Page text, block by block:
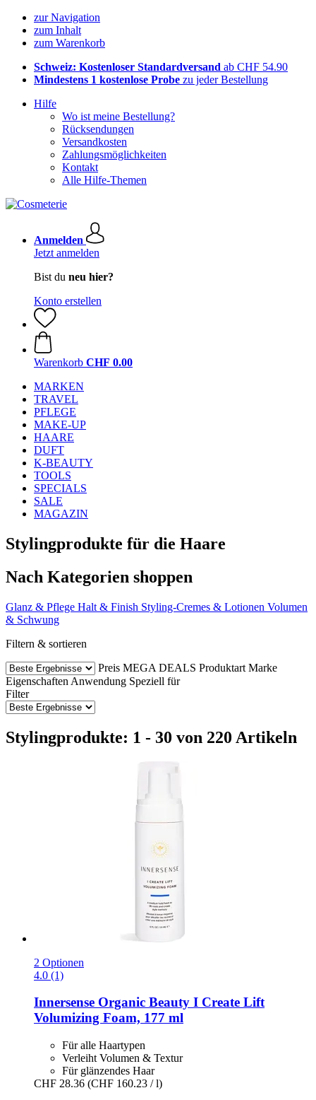
zur Navigation
zum Inhalt
zum Warenkorb
Schweiz: Kostenloser Standardversand ab CHF 54.90
Mindestens 1 kostenlose Probe zu jeder Bestellung
Hilfe
Wo ist meine Bestellung?
Rücksendungen
Versandkosten
Zahlungsmöglichkeiten
Kontakt
Alle Hilfe-Themen
Anmelden
Jetzt anmelden
Bist du neu hier?
Konto erstellen
Warenkorb CHF 0.00
MARKEN
TRAVEL
PFLEGE
MAKE-UP
HAARE
DUFT
K-BEAUTY
TOOLS
SPECIALS
SALE
MAGAZIN
Stylingprodukte für die Haare
Nach Kategorien shoppen
Glanz & Pflege Halt & Finish Styling-Cremes & Lotionen Volumen
& Schwung
Filtern & sortieren
Preis MEGA DEALS Produktart Marke
Eigenschaften Anwendung Speziell für
Filter
Stylingprodukte: 1 - 30 von 220 Artikeln
2 Optionen
4.0 (1)
Innersense Organic Beauty I Create Lift
Volumizing Foam, 177 ml
Für alle Haartypen
Verleiht Volumen & Textur
Für glänzendes Haar
CHF 28.36 (CHF 160.23 / l)